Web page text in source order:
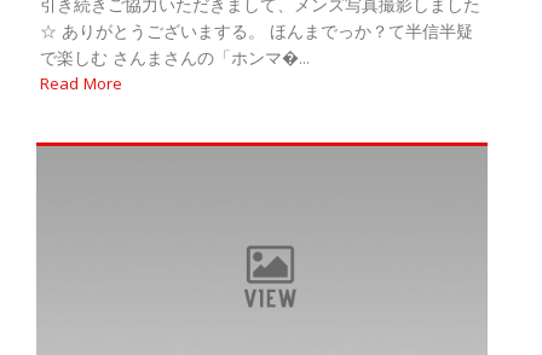
引き続きご協力いただきまして、メンズ写真撮影しました
☆ ありがとうございまする。 ほんまでっか？て半信半疑
で楽しむ さんまさんの「ホンマ�...
Read More